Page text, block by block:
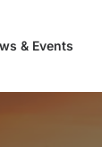
& Events